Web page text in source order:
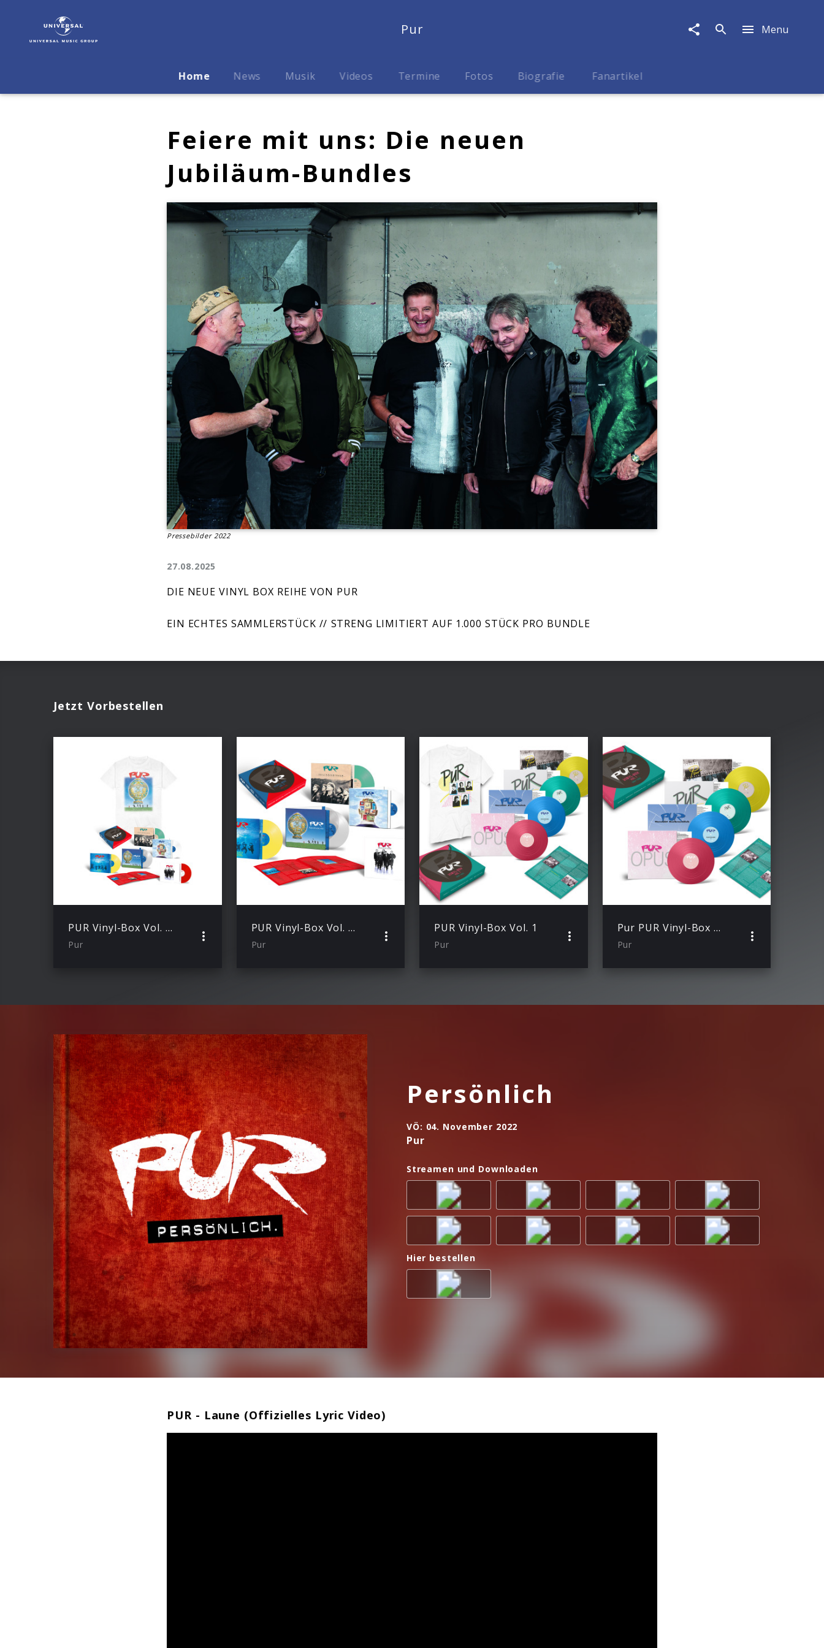
Musik
Pur Menu
Home News Musik Videos Termine Fotos Biografie Fanartikel
Feiere mit uns: Die neuen
Jubiläum-Bundles
Pressebilder 2022
27.08.2025
DIE NEUE VINYL BOX REIHE VON PUR
EIN ECHTES SAMMLERSTÜCK // STRENG LIMITIERT AUF 1.000 STÜCK PRO BUNDLE
Jetzt Vorbestellen
PUR Vinyl-Box Vol. 2 (1990 – 1998)
Pur
PUR Vinyl-Box Vol. 2 (1990 – 1998)
Pur
PUR Vinyl-Box Vol. 1
Pur
Pur PUR Vinyl-Box Vol. 1
Pur
Persönlich
VÖ: 04. November 2022
Pur
Streamen und Downloaden
Hier bestellen
PUR - Laune (Offizielles Lyric Video)